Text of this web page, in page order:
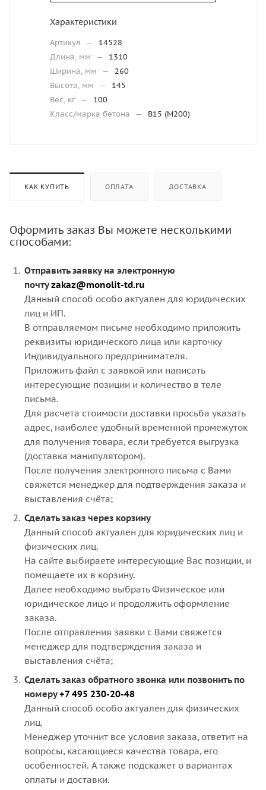
Характеристики
Артикул —
14528
Длина, мм
—
1310
Ширина, мм
—
260
Высота, мм
—
145
Вес, кг —
100
Класс/марка бетона
— В15 (М200)
КАК КУПИТЬ ОПЛАТА ДОСТАВКА
Оформить заказ Вы можете несколькими
способами:
Отправить заявку на электронную
почтуzakaz@monolit-td.ru
Данный способ особо актуален для юридических
лиц и ИП.
В отправляемом письме необходимо приложить
реквизиты юридического лица или карточку
Индивидуального предпринимателя.
Приложить файл с заявкой или написать
интересующие позиции и количество в теле
письма.
Для расчета стоимости доставки просьба указать
адрес, наиболее удобный временной промежуток
для получения товара, если требуется выгрузка
(доставка манипулятором).
После получения электронного письма с Вами
свяжется менеджер для подтверждения заказа и
выставления счёта;
Сделать заказ через корзину
Данный способ актуален для юридических лиц и
физических лиц.
На сайте выбираете интересующие Вас позиции, и
помещаете их в корзину.
Далее необходимо выбрать Физическое или
юридическое лицо и продолжить оформление
заказа.
После отправления заявки с Вами свяжется
менеджер для подтверждения заказа и
выставления счёта;
Сделать заказ обратного звонка или позвонить по
номеру+7 495 230-20-48
Данный способ особо актуален для физических
лиц.
Менеджер уточнит все условия заказа, ответит на
вопросы, касающиеся качества товара, его
особенностей. А также подскажет о вариантах
оплаты и доставки.